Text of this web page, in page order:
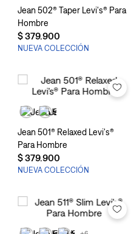
Jean 502® Taper Levi's® Para
Hombre
$379.900
NUEVA COLECCIÓN
Jean 501® Relaxed Levi's®
Para Hombre
$379.900
NUEVA COLECCIÓN